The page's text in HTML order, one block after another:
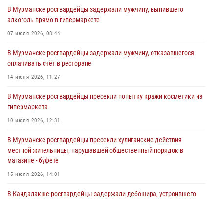
31 июля 2026, 08:48 3
Сотрудники Росгвардии задержали мужчину, не оплатившего счет в
30 июля 2026, 14:09
В Управлении Росгвардии по Мурманской области прошло пожарно-
30 июля 2026, 14:05
В Управлении Росгвардии по Мурманской области состоялось
равноапостольного великого князя Владимира
29 июля 2026, 12:17 4
В Мурманске росгвардейцы задержали мужчину, выпившего
алкоголь прямо в гипермаркете
07 июля 2026, 08:44
В Мурманске росгвардейцы задержали мужчину, отказавшегося
оплачивать счёт в ресторане
14 июля 2026, 11:27
В Мурманске росгвардейцы пресекли попытку кражи косметики из
гипермаркета
10 июля 2026, 12:31
В Мурманске росгвардейцы пресекли хулиганские действия
местной жительницы, нарушавшей общественный порядок в
магазине - буфете
15 июля 2026, 14:01
В Кандалакше росгвардейцы задержали дебошира, устроившего